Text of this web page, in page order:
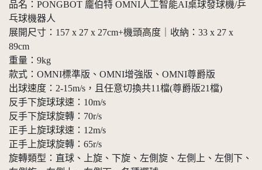
品名：PONGBOT 龐伯特 OMNI人工智能AI桌球發球機/乒
乓球機器人
展開尺寸：157 x 27 x 27cm+機頭高度｜收納：33 x 27 x
89cm
重量：9kg
款式：OMNI標準版、OMNI增強版、OMNI尊爵版
出球速度：2-15m/s，且任意切換共11檔(尊爵版21檔)
反手下旋球球速：10m/s
反手下旋球旋轉：70r/s
正手上旋球球速：12m/s
正手上旋球旋轉：65r/s
旋轉類型：直球、上旋、下旋、左側旋、左側上、左側下、